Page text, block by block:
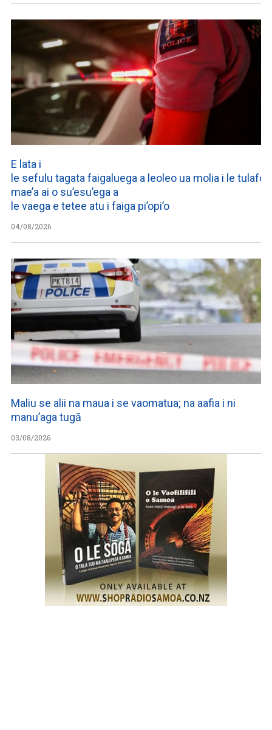
E lata i
le sefulu tagata faigaluega a leoleo ua molia i le
mae’a ai o su’esu’ega a
le vaega e tetee atu i faiga pi’opi’o
04/08/2026
Maliu se alii na maua i se vaomatua; na aafia i ni
manu’aga tugā
03/08/2026